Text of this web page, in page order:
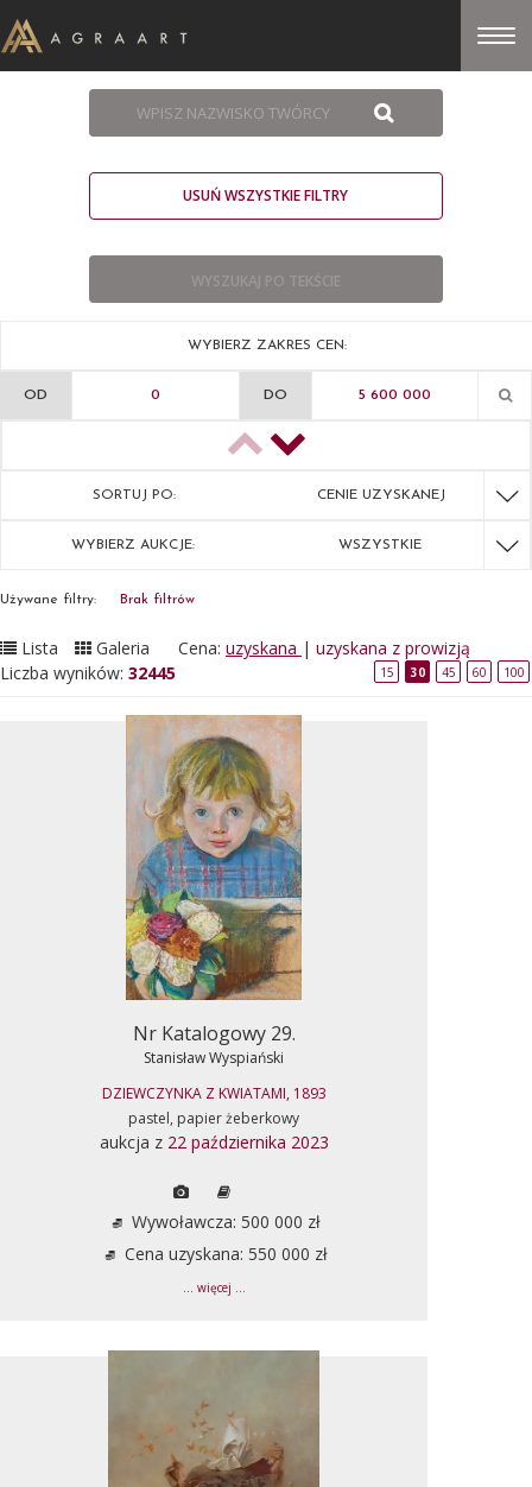
USUŃ WSZYSTKIE FILTRY
WYBIERZ ZAKRES CEN:
OD DO
SORTUJ PO: CENIE UZYSKANEJ
WYBIERZ AUKCJE: WSZYSTKIE
Używane filtry: Brak filtrów
Lista Galeria Cena: uzyskana | uzyskana z prowizją
Liczba wyników: 32445 15 30 45 60 100
Nr Katalogowy 29.
Stanisław Wyspiański
DZIEWCZYNKA Z KWIATAMI, 1893
pastel, papier żeberkowy
aukcja z 22 października 2023
Wywoławcza: 500 000 zł
Cena uzyskana: 550 000 zł
... więcej ...